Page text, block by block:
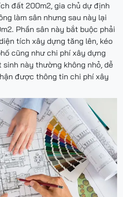
đất 200m2, gia chủ dự định
làm sân nhưng sau này lại
Phần sân này bắt buộc phải
tích xây dựng tăng lên, kéo
cũng như chi phí xây dựng
này thường không nhỏ, dễ
được thông tin chi phí xây